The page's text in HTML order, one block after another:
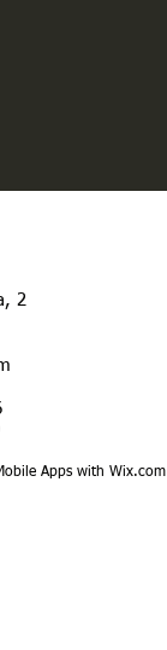
2
Apps with Wix.com